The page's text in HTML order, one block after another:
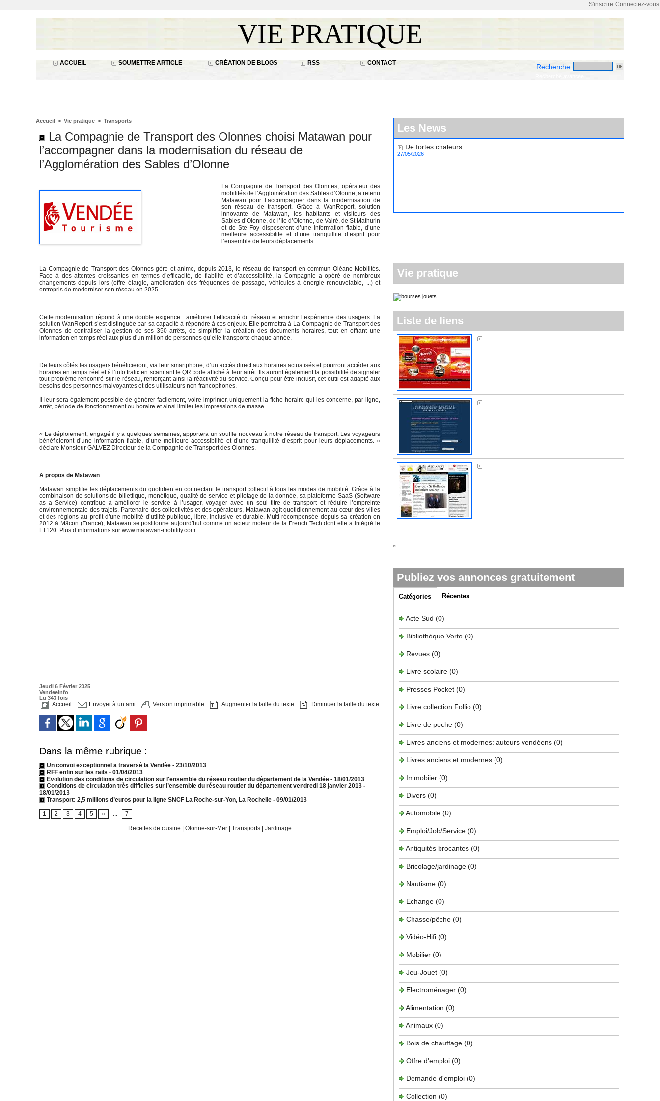
Connectez-vous
S'inscrire
VIE PRATIQUE
ACCUEIL SOUMETTRE ARTICLE CRÉATION DE BLOGS RSS CONTACT Recherche
Accueil > Vie pratique > Transports
La Compagnie de Transport des Olonnes choisi Matawan pour
l’accompagner dans la modernisation du réseau de
l’Agglomération des Sables d’Olonne
La Compagnie de Transport des Olonnes, opérateur des
mobilités de l’Agglomération des Sables d’Olonne, a retenu
Matawan pour l’accompagner dans la modernisation de
son réseau de transport. Grâce à WanReport, solution
innovante de Matawan, les habitants et visiteurs des
Sables d’Olonne, de l’Ile d’Olonne, de Vairé, de St Mathurin
et de Ste Foy disposeront d’une information fiable, d’une
meilleure accessibilité et d’une tranquillité d’esprit pour
l’ensemble de leurs déplacements.
La Compagnie de Transport des Olonnes gère et anime, depuis 2013, le réseau de transport en commun Oléane Mobilités.
Face à des attentes croissantes en termes d’efficacité, de fiabilité et d’accessibilité, la Compagnie a opéré de nombreux
changements depuis lors (offre élargie, amélioration des fréquences de passage, véhicules à énergie renouvelable, ...) et
entrepris de moderniser son réseau en 2025.
Cette modernisation répond à une double exigence : améliorer l’efficacité du réseau et enrichir l’expérience des usagers. La
solution WanReport s’est distinguée par sa capacité à répondre à ces enjeux. Elle permettra à La Compagnie de Transport des
Olonnes de centraliser la gestion de ses 350 arrêts, de simplifier la création des documents horaires, tout en offrant une
information en temps réel aux plus d’un million de personnes qu’elle transporte chaque année.
De leurs côtés les usagers bénéficieront, via leur smartphone, d’un accès direct aux horaires actualisés et pourront accéder aux
horaires en temps réel et à l’info trafic en scannant le QR code affiché à leur arrêt. Ils auront également la possibilité de signaler
tout problème rencontré sur le réseau, renforçant ainsi la réactivité du service. Conçu pour être inclusif, cet outil est adapté aux
besoins des personnes malvoyantes et des utilisateurs non francophones.
Il leur sera également possible de générer facilement, voire imprimer, uniquement la fiche horaire qui les concerne, par ligne,
arrêt, période de fonctionnement ou horaire et ainsi limiter les impressions de masse.
« Le déploiement, engagé il y a quelques semaines, apportera un souffle nouveau à notre réseau de transport. Les voyageurs
bénéficieront d’une information fiable, d’une meilleure accessibilité et d’une tranquillité d’esprit pour leurs déplacements. »
déclare Monsieur GALVEZ Directeur de la Compagnie de Transport des Olonnes.
A propos de Matawan
Matawan simplifie les déplacements du quotidien en connectant le transport collectif à tous les modes de mobilité. Grâce à la
combinaison de solutions de billettique, monétique, qualité de service et pilotage de la donnée, sa plateforme SaaS (Software
as a Service) contribue à améliorer le service à l’usager, voyager avec un seul titre de transport et réduire l’empreinte
environnementale des trajets. Partenaire des collectivités et des opérateurs, Matawan agit quotidiennement au cœur des villes
et des régions au profit d’une mobilité d’utilité publique, libre, inclusive et durable. Multi-récompensée depuis sa création en
2012 à Mâcon (France), Matawan se positionne aujourd’hui comme un acteur moteur de la French Tech dont elle a intégré le
FT120. Plus d’informations sur www.matawan-mobility.com
Jeudi 6 Février 2025
Vendeeinfo
Lu 343 fois
Accueil Envoyer à un ami Version imprimable Augmenter la taille du texte Diminuer la taille du texte
Dans la même rubrique :
Un convoi exceptionnel a traversé la Vendée - 23/10/2013
RFF enfin sur les rails - 01/04/2013
Evolution des conditions de circulation sur l'ensemble du réseau routier du département de la Vendée - 18/01/2013
Conditions de circulation très difficiles sur l’ensemble du réseau routier du département vendredi 18 janvier 2013 -
18/01/2013
Transport: 2,5 millions d’euros pour la ligne SNCF La Roche-sur-Yon, La Rochelle - 09/01/2013
1 2 3 4 5 » ... 7
Recettes de cuisine Olonne-sur-Mer Transports Jardinage
Les News
27/05/2026
Vie pratique
Liste de liens
Publiez vos annonces gratuitement
Catégories Récentes
Acte Sud (0)
Bibliothèque Verte (0)
Revues (0)
Livre scolaire (0)
Presses Pocket (0)
Livre collection Follio (0)
Livre de poche (0)
Livres anciens et modernes: auteurs vendéens (0)
Livres anciens et modernes (0)
Immobiier (0)
Divers (0)
Automobile (0)
Emploi/Job/Service (0)
Antiquités brocantes (0)
Bricolage/jardinage (0)
Nautisme (0)
Echange (0)
Chasse/pêche (0)
Vidéo-Hifi (0)
Mobilier (0)
Jeu-Jouet (0)
Electroménager (0)
Alimentation (0)
Animaux (0)
Bois de chauffage (0)
Offre d'emploi (0)
Demande d'emploi (0)
Collection (0)